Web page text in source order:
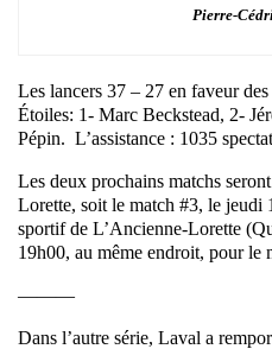
Pierre-
Les lancers 37 – 27 en faveur
Étoiles: 1- Marc Beckstead, 2-
Pépin. L’assistance : 1035
Les deux prochains matchs
Lorette, soit le match #3, le jeudi
sportif de L’Ancienne-Lorette
19h00, au même endroit, pour le
———
Dans l’autre série, Laval a